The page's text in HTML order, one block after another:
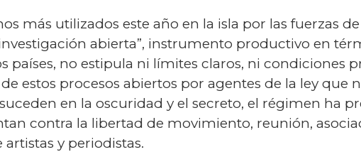
más utilizados este año en la isla por las fuerzas
abierta”, instrumento productivo en
países, no estipula ni límites claros, ni condiciones
estos procesos abiertos por agentes de la ley
en la oscuridad y el secreto, el régimen ha
contra la libertad de movimiento, reunión,
y periodistas.